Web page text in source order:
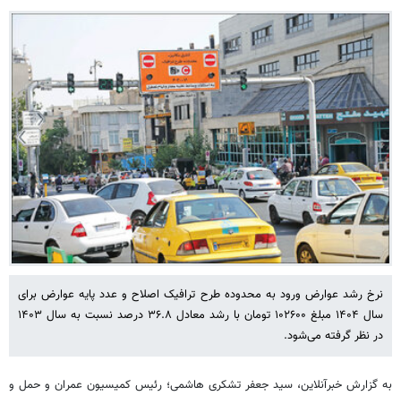
نرخ رشد عوارض ورود به محدوده طرح ترافیک اصلاح و عدد پایه عوارض برای
سال ۱۴۰۴ مبلغ ۱۰۲۶۰۰ تومان با رشد معادل ۳۶.۸ درصد نسبت به سال ۱۴۰۳
در نظر گرفته می‌شود.
به گزارش خبرآنلاین، سید جعفر تشکری هاشمی؛ رئیس کمیسیون عمران و حمل و